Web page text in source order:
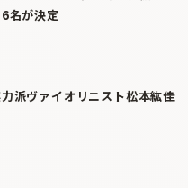
名が決定
派ヴァイオリニスト松本紘佳